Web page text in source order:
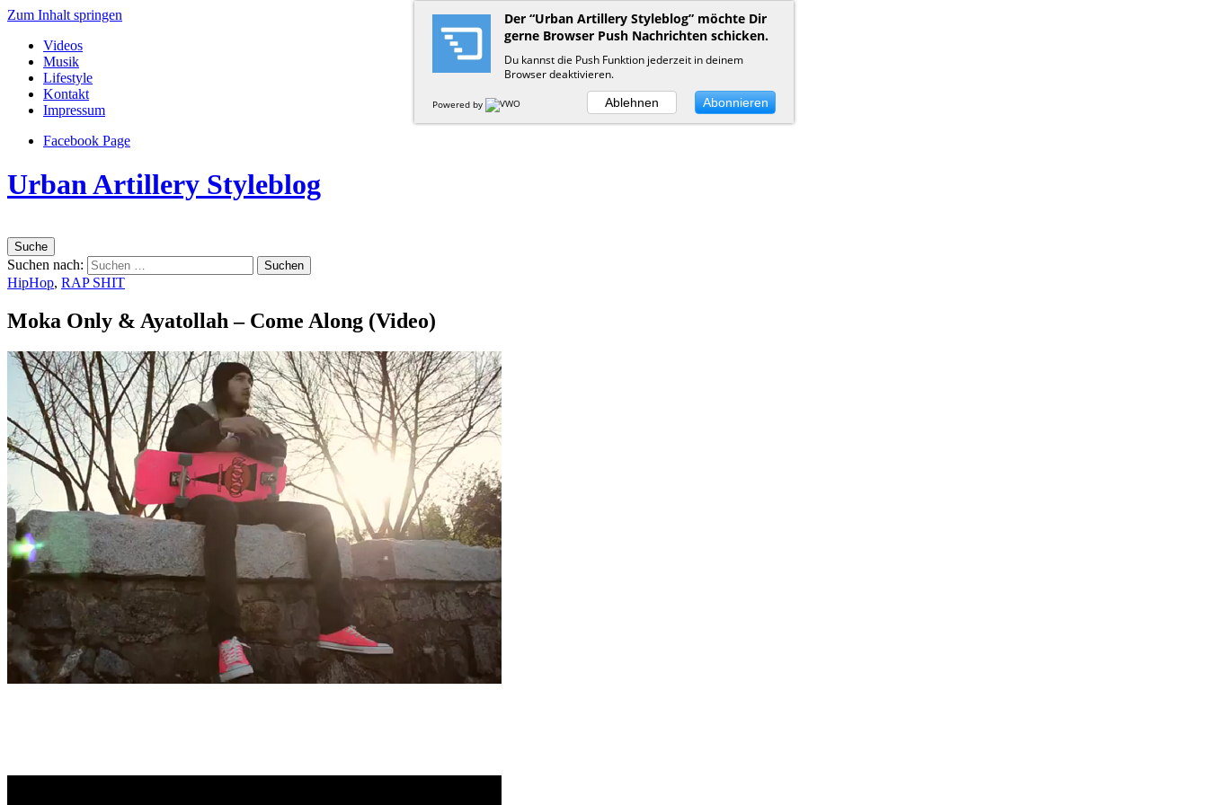
Zum Inhalt springen
Videos
Musik
Lifestyle
Kontakt
Impressum
Facebook Page
Urban Artillery Styleblog
Suche
Suchen nach:
HipHop, RAP SHIT
Moka Only & Ayatollah – Come Along (Video)
Der “Urban Artillery Styleblog” möchte Dir
gerne Browser Push Nachrichten schicken.
Du kannst die Push Funktion jederzeit in deinem
Browser deaktivieren.
Powered by Ablehnen Abonnieren